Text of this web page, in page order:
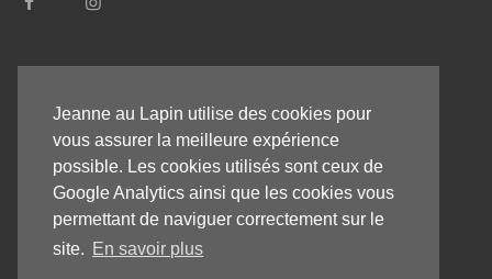
Jeanne au Lapin utilise des cookies pour
vous assurer la meilleure expérience
possible. Les cookies utilisés sont ceux de
Google Analytics ainsi que les cookies vous
permettant de naviguer correctement sur le
site. En savoir plus